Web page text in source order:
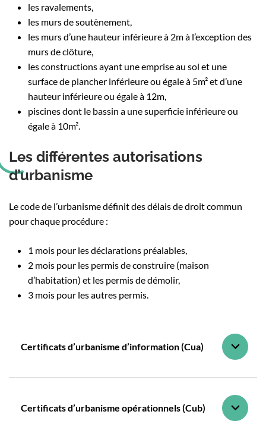
les ravalements,
les murs de soutènement,
les murs d’une hauteur inférieure à 2m à l’exception des
murs de clôture,
les constructions ayant une emprise au sol et une
surface de plancher inférieure ou égale à 5m² et d’une
hauteur inférieure ou égale à 12m,
piscines dont le bassin a une superficie inférieure ou
égale à 10m².
Les différentes autorisations
d’urbanisme
Le code de l’urbanisme définit des délais de droit commun
pour chaque procédure :
1 mois pour les déclarations préalables,
2 mois pour les permis de construire (maison
d’habitation) et les permis de démolir,
3 mois pour les autres permis.
Certificats d’urbanisme d’information (Cua)
Certificats d’urbanisme opérationnels (Cub)